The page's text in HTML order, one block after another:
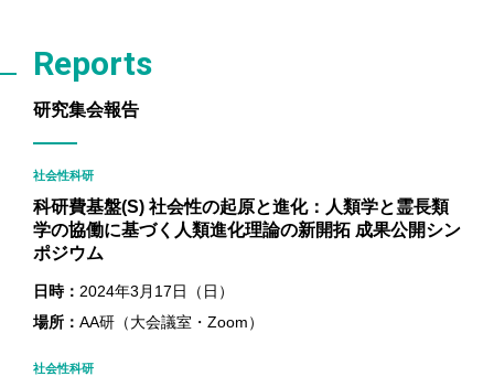
Reports
研究集会報告
社会性科研
科研費基盤(S) 社会性の起原と進化：人類学と霊長類
学の協働に基づく人類進化理論の新開拓 成果公開シン
ポジウム
日時： 2024年3月17日（日）
場所： AA研（大会議室・Zoom）
社会性科研